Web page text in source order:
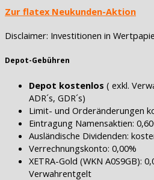
Zur flatex Neukunden-Aktion
Disclaimer: Investitionen in
Depot-Gebühren
Depot kostenlos ( exkl.
ADR´s, GDR´s)
Limit- und Orderänderungen
Eintragung Namensaktien:
Ausländische Dividenden:
Verrechnungskonto: 0,00%
XETRA-Gold (WKN A0S9GB):
Verwahrentgelt